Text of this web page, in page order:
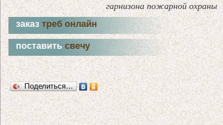
гарнизона пожарной охраны
заказтреб онлайн
поставитьсвечу
Поделиться…